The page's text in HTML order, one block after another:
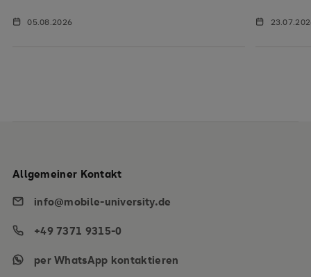
05.08.2026
Allgemeiner Kontakt
info@mobile-university.de
+49 7371 9315-0
per WhatsApp kontaktieren